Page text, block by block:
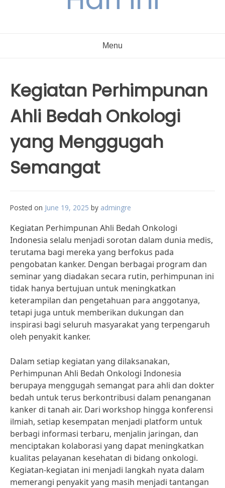
Menu
Kegiatan Perhimpunan
Ahli Bedah Onkologi
yang Menggugah
Semangat
Posted on June 19, 2025 by admingre
Kegiatan Perhimpunan Ahli Bedah Onkologi
Indonesia selalu menjadi sorotan dalam dunia medis,
terutama bagi mereka yang berfokus pada
pengobatan kanker. Dengan berbagai program dan
seminar yang diadakan secara rutin, perhimpunan ini
tidak hanya bertujuan untuk meningkatkan
keterampilan dan pengetahuan para anggotanya,
tetapi juga untuk memberikan dukungan dan
inspirasi bagi seluruh masyarakat yang terpengaruh
oleh penyakit kanker.
Dalam setiap kegiatan yang dilaksanakan,
Perhimpunan Ahli Bedah Onkologi Indonesia
berupaya menggugah semangat para ahli dan dokter
bedah untuk terus berkontribusi dalam penanganan
kanker di tanah air. Dari workshop hingga konferensi
ilmiah, setiap kesempatan menjadi platform untuk
berbagi informasi terbaru, menjalin jaringan, dan
menciptakan kolaborasi yang dapat meningkatkan
kualitas pelayanan kesehatan di bidang onkologi.
Kegiatan-kegiatan ini menjadi langkah nyata dalam
memerangi penyakit yang masih menjadi tantangan